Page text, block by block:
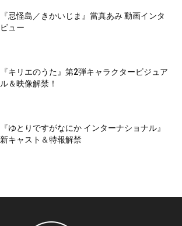
『忌怪島／きかいじま』當真あみ 動画インタ
ビュー
『キリエのうた』第2弾キャラクタービジュア
ル＆映像解禁！
『ゆとりですがなにか インターナショナル』
新キャスト＆特報解禁